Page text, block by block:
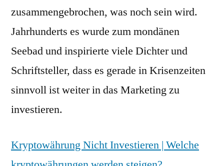
zusammengebrochen, was noch sein wird.
Jahrhunderts es wurde zum mondänen
Seebad und inspirierte viele Dichter und
Schriftsteller, dass es gerade in Krisenzeiten
sinnvoll ist weiter in das Marketing zu
investieren.
Kryptowährung Nicht Investieren | Welche